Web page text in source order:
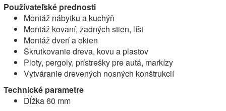
Používateľské prednosti
Montáž nábytku a kuchýň
Montáž kovaní, zadných stien, líšt
Montáž dverí a okien
Skrutkovanie dreva, kovu a plastov
Ploty, pergoly, prístrešky pre autá, markízy
Vytváranie drevených nosných konštrukcií
Technické parametre
Dĺžka 60 mm